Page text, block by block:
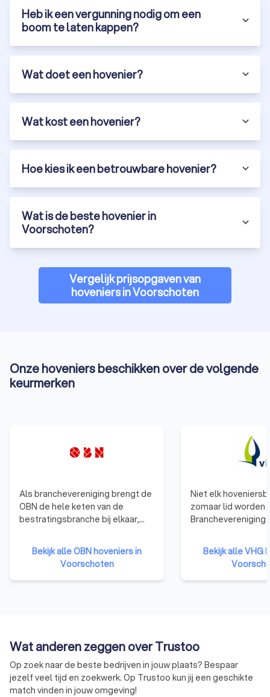
Heb ik een vergunning nodig om een
boom te laten kappen?
Wat doet een hovenier?
Wat kost een hovenier?
Hoe kies ik een betrouwbare hovenier?
Wat is de beste hovenier in
Voorschoten?
Vergelijk prijsopgaven van
hoveniers in Voorschoten
Onze hoveniers beschikken over de volgende
keurmerken
Als branchevereniging brengt de
OBN de hele keten van de
bestratingsbranche bij elkaar,
certificeringsinstituut en
leverancier van materiaal of
materieel. OBN-leden zijn, met
hun kennis en ervaring, de
werken en worden gezien als de
architecten van de buitenruimte.
Bekijk alle OBN hoveniers in
Voorschoten
Niet elk
zomaar lid worden
Branchevereniging
toelatingseisen.
dat elk VHG-lid
groenprofessional
zorgeloos
toch iets niet in
heeft u de
schade worden
Bekijk alle VHG
Wat anderen zeggen over Trustoo
Op zoek naar de beste bedrijven in jouw plaats? Bespaar
jezelf veel tijd en zoekwerk. Op Trustoo kun jij een geschikte
match vinden in jouw omgeving!